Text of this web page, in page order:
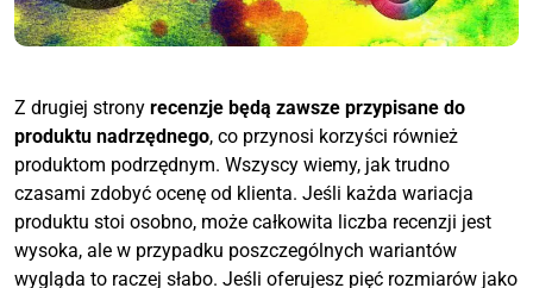
Z drugiej strony recenzje będą zawsze przypisane do
produktu nadrzędnego, co przynosi korzyści również
produktom podrzędnym. Wszyscy wiemy, jak trudno
czasami zdobyć ocenę od klienta. Jeśli każda wariacja
produktu stoi osobno, może całkowita liczba recenzji jest
wysoka, ale w przypadku poszczególnych wariantów
wygląda to raczej słabo. Jeśli oferujesz pięć rozmiarów jako